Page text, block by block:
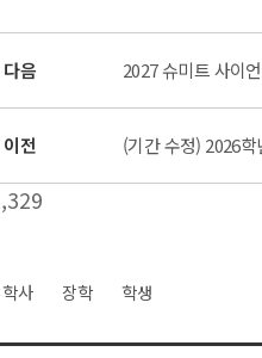
다음 2027 슈미트 사이
이전 (기간 수정) 2026
학사 장학 학생